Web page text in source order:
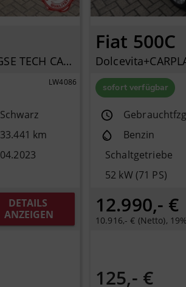
CROSSCITYPLUS HYBRID1.0GSE TECH CARPLAY
LW4086
Schwarz
33.441 km
04.2023
DETAILS
ANZEIGEN
Fiat 500C
sofort verfügbar
Benzin
Schaltgetriebe
52 kW (71 PS)
12.990,- €
10.916,- € (Netto),
125,- €